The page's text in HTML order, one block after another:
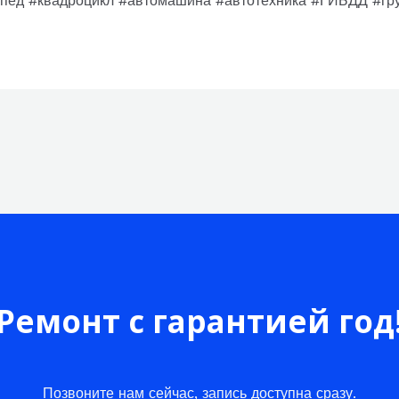
с гарантией
Позвоните нам сейчас, запись доступна сразу.